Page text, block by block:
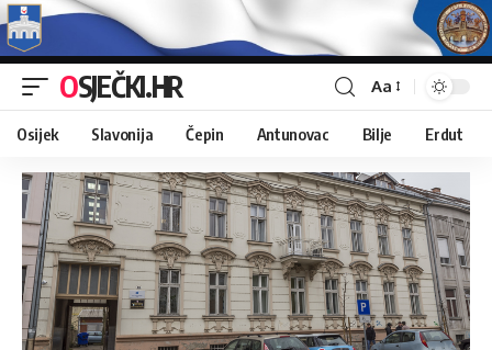
OSJEČKI.HR Aa
Osijek Slavonija Čepin Antunovac Bilje Erdut